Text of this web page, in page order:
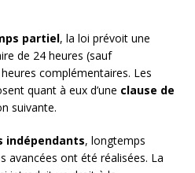
partiel, la loi prévoit une
de 24 heures (sauf
complémentaires. Les
quant à eux d’une clause de
suivante.
indépendants, longtemps
avancées ont été réalisées. La